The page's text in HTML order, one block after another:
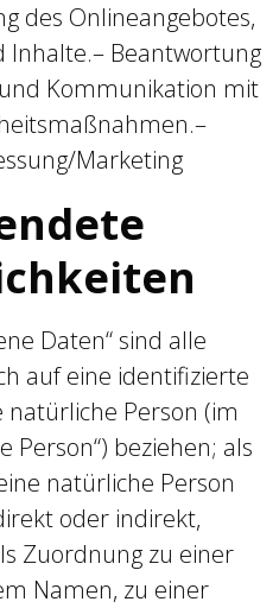
des Onlineangebotes,
Inhalte.– Beantwortung
Kommunikation mit
Marketing
Daten“ sind alle
auf eine identifizierte
Person (im
Person“) beziehen; als
natürliche Person
oder indirekt,
Zuordnung zu einer
Namen, zu einer